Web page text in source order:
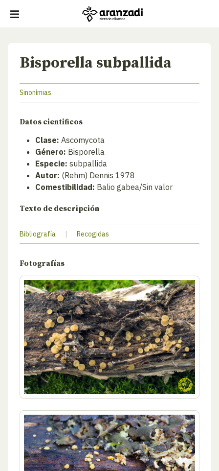
Bisporella subpallida
Sinonímias
Datos cientificos
Clase: Ascomycota
Género: Bisporella
Especie: subpallida
Autor: (Rehm) Dennis 1978
Comestibilidad: Balio gabea/Sin valor
Texto de descripción
Bibliografía | Recogidas
Fotografías